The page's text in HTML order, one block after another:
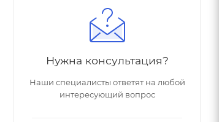
Нужна консультация?
Наши специалисты ответят на любой
интересующий вопрос